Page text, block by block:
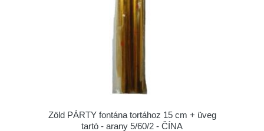
Zöld PÁRTY fontána tortához 15 cm + üveg
tartó - arany 5/60/2 - ČÍNA